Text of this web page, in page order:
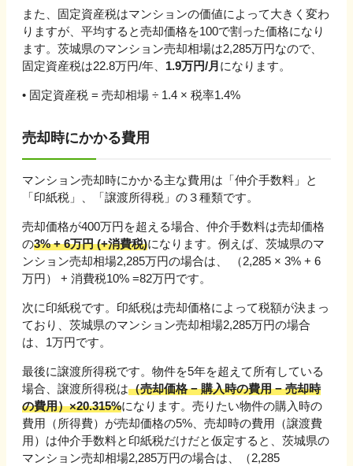
また、固定資産税はマンションの価値によって大きく変わ
りますが、平均すると売却価格を100で割った価格になり
ます。 茨城県のマンション売却相場は2,285万円なので、
固定資産税は22.8万円/年、 1.9万円/月 になります。
• 固定資産税 = 売却相場 ÷ 1.4 × 税率1.4%
売却時にかかる費用
マンション売却時にかかる主な費用は「仲介手数料」と
「印紙税」、「譲渡所得税」の３種類です。
売却価格が400万円を超える場合、仲介手数料は売却価格
の3% + 6万円 (+消費税)になります。例えば、 茨城県のマ
ンション売却相場2,285万円の場合は、 （2,285 × 3% + 6
万円 ） + 消費税10% =82万円です。
次に印紙税です。印紙税は売却価格によって税額が決まっ
ており、 茨城県のマンション売却相場2,285万円の場合
は、 1万円です。
最後に譲渡所得税です。物件を5年を超えて所有している
場合、譲渡所得税は（売却価格 − 購入時の費用 − 売却時
の費用）×20.315%になります。売りたい物件の購入時の
費用（所得費）が売却価格の5%、売却時の費用（譲渡費
用）は仲介手数料と印紙税だけだと仮定すると、 茨城県の
マンション売却相場2,285万円の場合は、（2,285